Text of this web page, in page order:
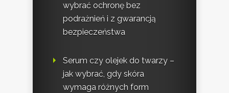
wybrać ochronę bez
podrażnień i z gwarancją
bezpieczeństwa
Serum czy olejek do twarzy –
jak wybrać, gdy skóra
wymaga różnych form